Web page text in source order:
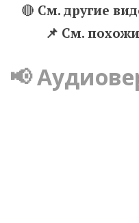
🔴 См. другие
📌 Cм.
📢